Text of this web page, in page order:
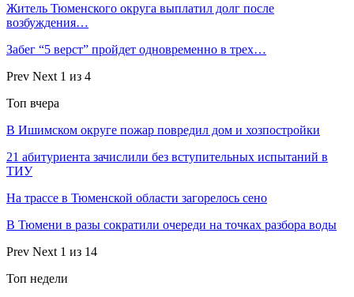
Житель Тюменского округа выплатил долг после
возбуждения…
Забег “5 верст” пройдет одновременно в трех…
Prev Next 1 из 4
Топ вчера
В Ишимском округе пожар повредил дом и хозпостройки
21 абитуриента зачислили без вступительных испытаний в
ТИУ
На трассе в Тюменской области загорелось сено
В Тюмени в разы сократили очереди на точках разбора воды
Prev Next 1 из 14
Топ недели